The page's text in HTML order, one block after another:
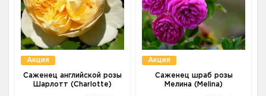
Акция
Саженец английской розы
Шарлотт (Charlotte)
Акция
Саженец шраб розы
Мелина (Melina)